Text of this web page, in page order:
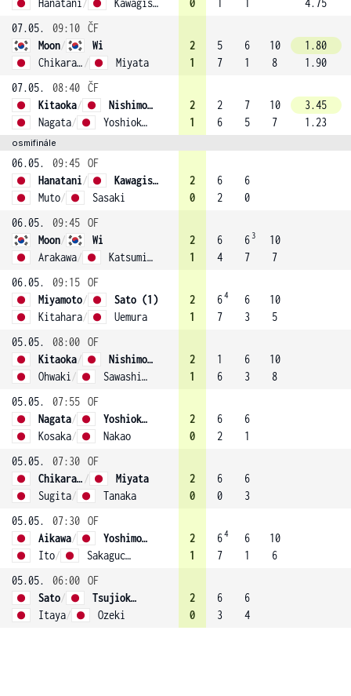
Hanatani / Kawagishi
0
1
1
4.75
07.05.
09:10 ČF
Moon/
Wi
Chikaraishi / Miyata
2
1
5
7
6
1
10
8
1.80
1.90
07.05.
08:40 ČF
Kitaoka/
Nishimoto
Nagata/ Yoshioka (2)
2
1
2
6
7
5
10
7
3.45
1.23
osmifinále
06.05. 09:45 OF
Hanatani/
Kawagishi
Muto/ Sasaki
2
0
6
2
6
0
06.05.
09:45 OF
Moon/
Wi
Arakawa/ Katsumi (3)
2
1
6
4
6 3
7
10
7
06.05.
09:15 OF
Miyamoto/
Sato (1)
Kitahara/ Uemura
2
1
64
7
6
3
10
5
05.05.
08:00 OF
Kitaoka/
Nishimoto
Ohwaki / Sawashiro
2
1
1
6
6
3
10
8
05.05.
07:55 OF
Nagata/
Yoshioka (2)
Kosaka/ Nakao
2
0
6
2
6
1
05.05.
07:30 OF
Chikaraishi /
Miyata
Sugita/ Tanaka
2
0
6
0
6
3
05.05.
07:30 OF
Aikawa/
Yoshimoto
Ito/ Sakaguchi
2
1
64
7
6
1
10
6
05.05.
06:00 OF
Sato/
Tsujioka (4)
Itaya/ Ozeki
2
0
6
3
6
4